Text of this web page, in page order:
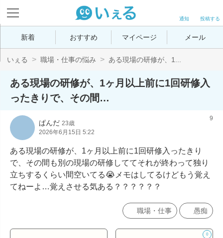
投稿する
通知
新着 おすすめ マイページ メール
いぇる 職場・仕事の悩み ある現場の研修が、1...
ある現場の研修が、1ヶ月以上前に1回研修入
ったきりで、その間…
ぱんだ 23歳
2026年6月15日 5:22
9
ある現場の研修が、1ヶ月以上前に1回研修入ったきり
で、その間も別の現場の研修しててそれが終わって独り
立ちするくらい間空いてる😭メモはしてるけどもう覚え
てねーよ…覚えさせる気ある？？？？？？
職場・仕事 愚痴
0